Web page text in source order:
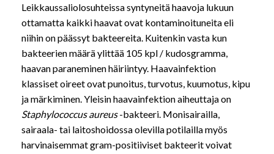
Leikkaussaliolosuhteissa syntyneitä haavoja lukuun
ottamatta kaikki haavat ovat kontaminoituneita eli
niihin on päässyt bakteereita. Kuitenkin vasta kun
bakteerien määrä ylittää 105 kpl / kudosgramma,
haavan paraneminen häiriintyy. Haavainfektion
klassiset oireet ovat punoitus, turvotus, kuumotus, kipu
ja märkiminen. Yleisin haavainfektion aiheuttaja on
Staphylococcus aureus-bakteeri. Monisairailla,
sairaala- tai laitoshoidossa olevilla potilailla myös
harvinaisemmat gram-positiiviset bakteerit voivat